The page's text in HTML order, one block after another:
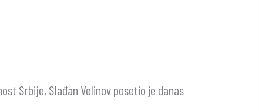
Srbije, Slađan Velinov posetio je danas